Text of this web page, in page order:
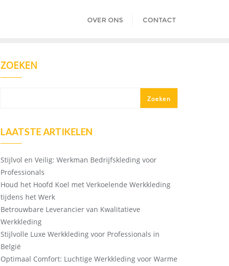
OVER ONS CONTACT
ZOEKEN
Zoeken
LAATSTE ARTIKELEN
Stijlvol en Veilig: Werkman Bedrijfskleding voor
Professionals
Houd het Hoofd Koel met Verkoelende Werkkleding
tijdens het Werk
Betrouwbare Leverancier van Kwalitatieve
Werkkleding
Stijlvolle Luxe Werkkleding voor Professionals in
België
Optimaal Comfort: Luchtige Werkkleding voor Warme